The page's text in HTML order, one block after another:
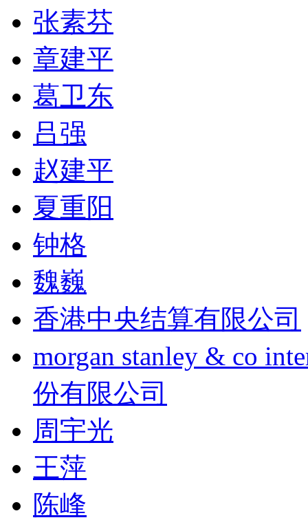
张素芬
章建平
葛卫东
吕强
赵建平
夏重阳
钟格
魏巍
香港中央结算有限公司
morgan stanley & co
份有限公司
周宇光
王萍
陈峰